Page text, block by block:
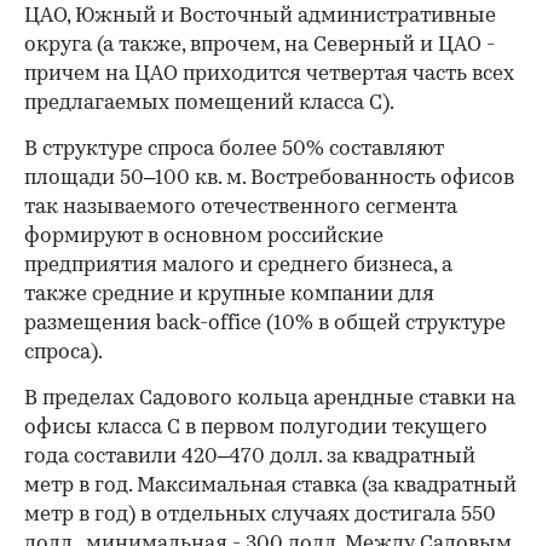
ЦАО, Южный и Восточный административные
округа (а также, впрочем, на Северный и ЦАО -
причем на ЦАО приходится четвертая часть всех
предлагаемых помещений класса С).
В структуре спроса более 50% составляют
площади 50–100 кв. м. Востребованность офисов
так называемого отечественного сегмента
формируют в основном российские
предприятия малого и среднего бизнеса, а
также средние и крупные компании для
размещения back-office (10% в общей структуре
спроса).
В пределах Садового кольца арендные ставки на
офисы класса С в первом полугодии текущего
года составили 420–470 долл. за квадратный
метр в год. Максимальная ставка (за квадратный
метр в год) в отдельных случаях достигала 550